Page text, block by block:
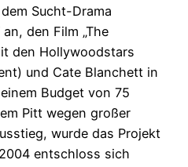
Sucht-Drama
an, den Film „The
den Hollywoodstars
und Cate Blanchett in
Budget von 75
Pitt wegen großer
wurde das Projekt
entschloss sich